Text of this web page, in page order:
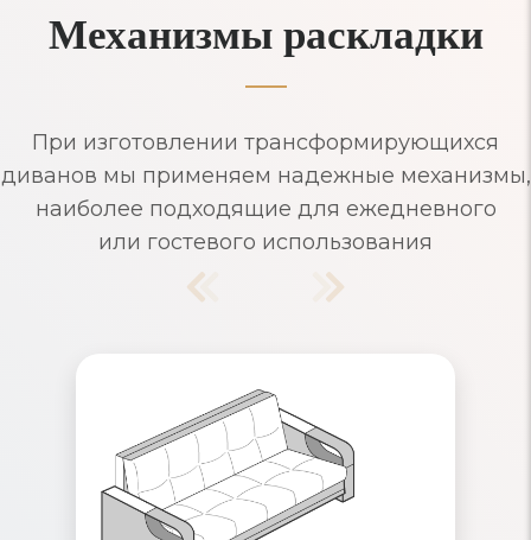
Механизмы раскладки
При изготовлении трансформирующихся
диванов мы применяем надежные механизмы,
наиболее подходящие для ежедневного
или гостевого использования
Диваны Аккордеон
Надежный механизм раскладывания,
рассчитанный на ежедневное
использование. Съемные чехлы и